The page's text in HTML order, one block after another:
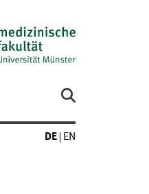
DE EN